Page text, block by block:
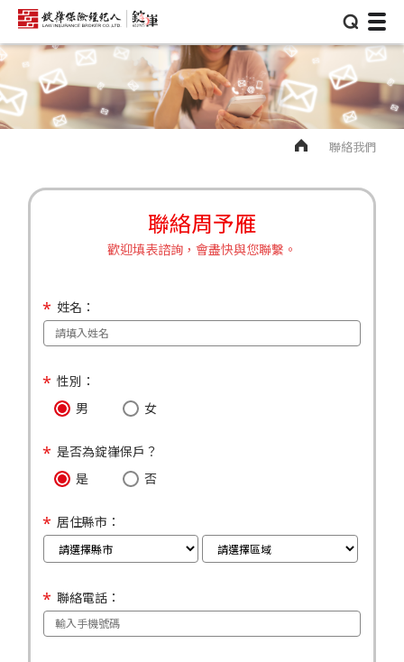
⌕
聯絡我們
聯絡周予雁
歡迎填表諮詢，會盡快與您聯繫。
姓名：
性別：
男
女
是否為錠嵂保戶？
是
否
居住縣市：
聯絡電話：